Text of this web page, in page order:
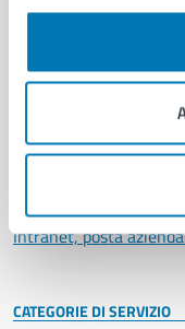
Municipalità
Politici
Documenti e dati
Intranet, posta
CATEGORIE DI SERVIZIO